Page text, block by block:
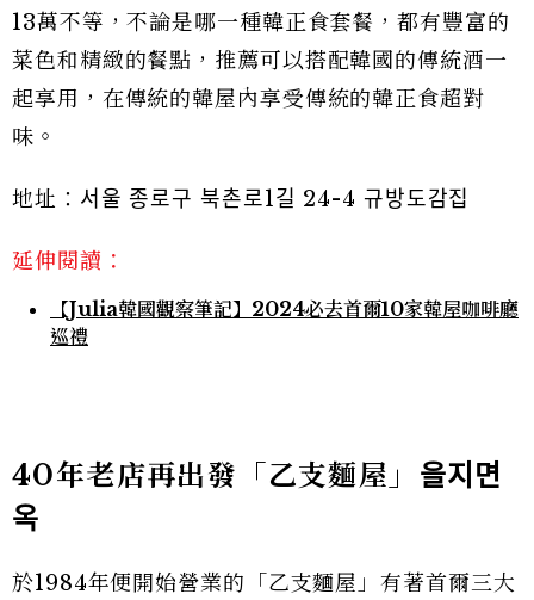
13萬不等，不論是哪一種韓正食套餐，都有豐富的
菜色和精緻的餐點，推薦可以搭配韓國的傳統酒一
起享用，在傳統的韓屋內享受傳統的韓正食超對
味。
地址：서울 종로구 북촌로1길 24-4 규방도감집
延伸閱讀：
【Julia韓國觀察筆記】2024必去首爾10家韓屋咖啡廳
巡禮
40年老店再出發「乙支麵屋」 을지면
옥
於1984年便開始營業的「乙支麵屋」有著首爾三大